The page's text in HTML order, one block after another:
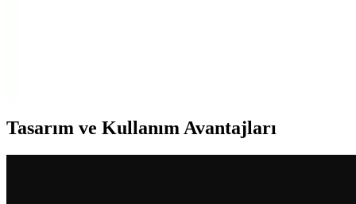
Tasarım ve Kullanım Avantajları